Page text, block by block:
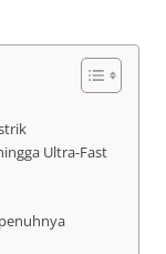
Ultra-Fast